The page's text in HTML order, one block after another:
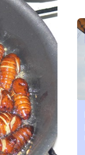
100 тысяч
при
кто может
какие нужны